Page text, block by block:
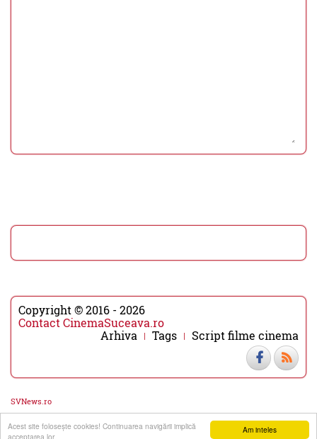
Am inteles
Acest site foloseşte cookies! Continuarea navigării implică
acceptarea lor.
Copyright © 2016 - 2026
Contact CinemaSuceava.ro
Arhiva
Tags Script filme cinema
SVNews.ro
▼